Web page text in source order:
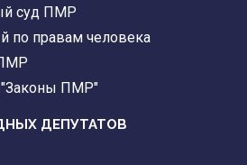
суд ПМР
по правам человека
"Законы ПМР"
ДЕПУТАТОВ